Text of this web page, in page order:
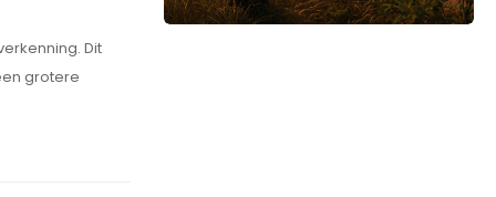
Dit
grotere